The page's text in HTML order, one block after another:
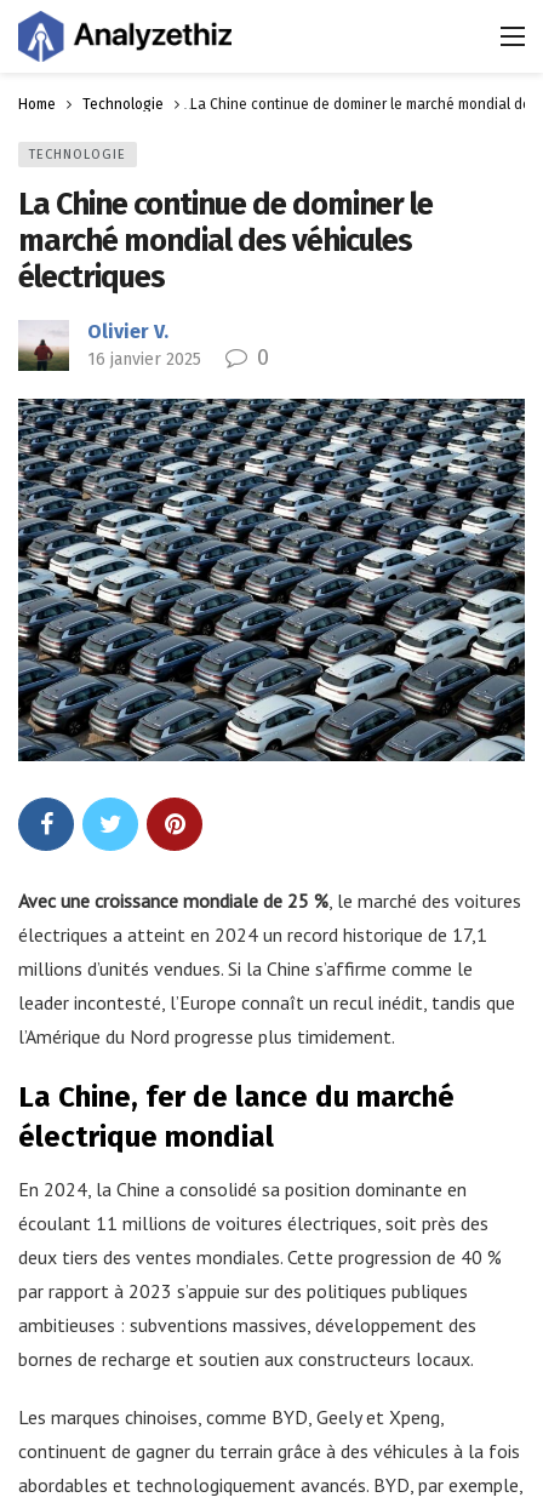
Home Technologie La Chine continue de dominer le marché mondial
TECHNOLOGIE
La Chine continue de dominer le
marché mondial des véhicules
électriques
Olivier V.
16 janvier 2025 0
Avec une croissance mondiale de 25 % , le marché des voitures
électriques a atteint en 2024 un record historique de 17,1
millions d’unités vendues. Si la Chine s’affirme comme le
leader incontesté, l’Europe connaît un recul inédit, tandis que
l’Amérique du Nord progresse plus timidement.
La Chine, fer de lance du marché
électrique mondial
En 2024, la Chine a consolidé sa position dominante en
écoulant 11 millions de voitures électriques, soit près des
deux tiers des ventes mondiales. Cette progression de 40 %
par rapport à 2023 s’appuie sur des politiques publiques
ambitieuses : subventions massives, développement des
bornes de recharge et soutien aux constructeurs locaux.
Les marques chinoises, comme BYD, Geely et Xpeng,
continuent de gagner du terrain grâce à des véhicules à la fois
abordables et technologiquement avancés. BYD, par exemple,